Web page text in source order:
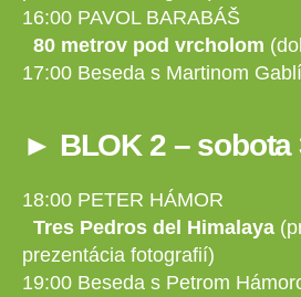
16:00 PAVOL BARABÁŠ
80 metrov pod vrcholom
17:00 Beseda s Martinom
► BLOK 2 – sobota
18:00 PETER HÁMOR
Tres Pedros del Himalaya
prezentácia fotografií)
19:00 Beseda s Petrom